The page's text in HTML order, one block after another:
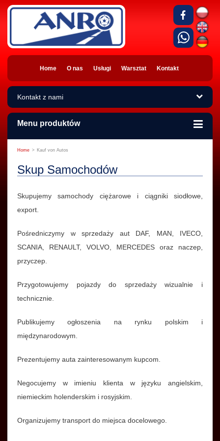
Home O nas Usługi Warsztat Kontakt
Kontakt z nami
Menu produktów
Home > Kauf von Autos
Skup Samochodów
Skupujemy samochody ciężarowe i ciągniki siodłowe,
export.
Pośredniczymy w sprzedaży aut DAF, MAN, IVECO,
SCANIA, RENAULT, VOLVO, MERCEDES oraz naczep,
przyczep.
Przygotowujemy pojazdy do sprzedaży wizualnie i
technicznie.
Publikujemy ogłoszenia na rynku polskim i
międzynarodowym.
Prezentujemy auta zainteresowanym kupcom.
Negocujemy w imieniu klienta w języku angielskim,
niemieckim holenderskim i rosyjskim.
Organizujemy transport do miejsca docelowego.